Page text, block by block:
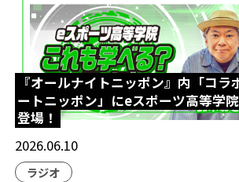
UTeS
防音室 博多 九州
福岡
博多マルイ 時間割
ドイツ大使館
ハリーポッター
劇
クリエイター部 eスポーツ
eスポーツ高等学院
アイケア
『オールナイトニッポン』内「コラ
ートニッポン」にeスポーツ高等学
登場！
2026.06.10
ラジオ